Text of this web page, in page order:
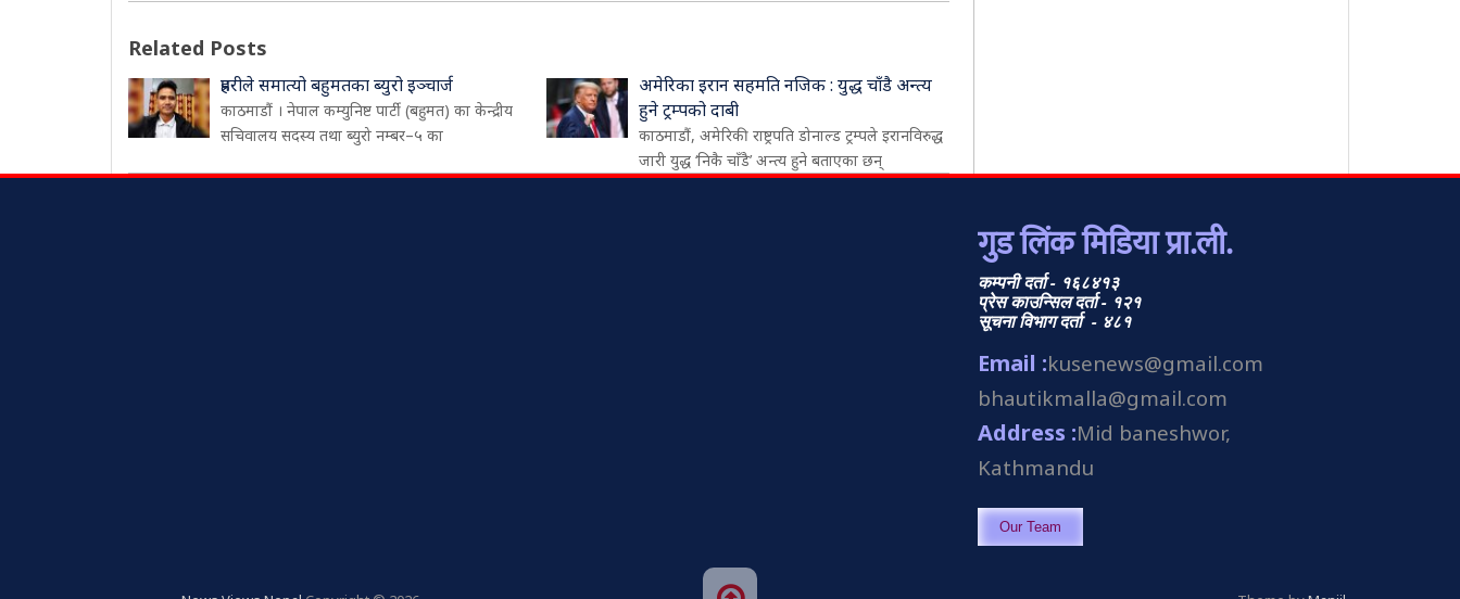
Related Posts
प्रहरीले समात्यो बहुमतका ब्युरो इञ्चार्ज
काठमाडौं । नेपाल कम्युनिष्ट पार्टी (बहुमत) का केन्द्रीय
सचिवालय सदस्य तथा ब्युरो नम्बर–५ का
अमेरिका इरान सहमति नजिक : युद्ध चाँडै अन्त्य
हुने ट्रम्पको दाबी
काठमाडौं, अमेरिकी राष्ट्रपति डोनाल्ड ट्रम्पले इरानविरुद्ध
जारी युद्ध ‘निकै चाँडै’ अन्त्य हुने बताएका छन्
गुड लिंक मिडिया प्रा.ली.
कम्पनी दर्ता - १६८४१३
प्रेस काउन्सिल दर्ता - १२१
सूचना विभाग दर्ता - ४८१
Email :kusenews@gmail.com
bhautikmalla@gmail.com
Address :Mid baneshwor,
Kathmandu
Our Team